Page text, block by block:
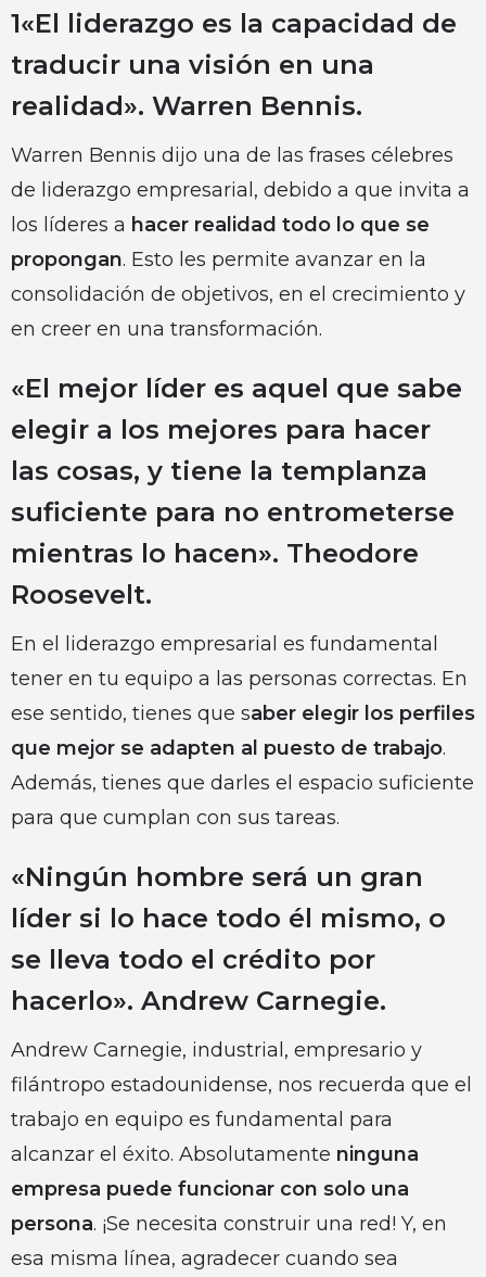
1«El liderazgo es la capacidad de
traducir una visión en una
realidad». Warren Bennis.
Warren Bennis dijo una de las frases célebres
de liderazgo empresarial, debido a que invita a
los líderes a hacer realidad todo lo que se
propongan. Esto les permite avanzar en la
consolidación de objetivos, en el crecimiento y
en creer en una transformación.
«El mejor líder es aquel que sabe
elegir a los mejores para hacer
las cosas, y tiene la templanza
suficiente para no entrometerse
mientras lo hacen». Theodore
Roosevelt.
En el liderazgo empresarial es fundamental
tener en tu equipo a las personas correctas. En
ese sentido, tienes que saber elegir los perfiles
que mejor se adapten al puesto de trabajo.
Además, tienes que darles el espacio suficiente
para que cumplan con sus tareas.
«Ningún hombre será un gran
líder si lo hace todo él mismo, o
se lleva todo el crédito por
hacerlo». Andrew Carnegie.
Andrew Carnegie, industrial, empresario y
filántropo estadounidense, nos recuerda que el
trabajo en equipo es fundamental para
alcanzar el éxito. Absolutamente ninguna
empresa puede funcionar con solo una
persona. ¡Se necesita construir una red! Y, en
esa misma línea, agradecer cuando sea